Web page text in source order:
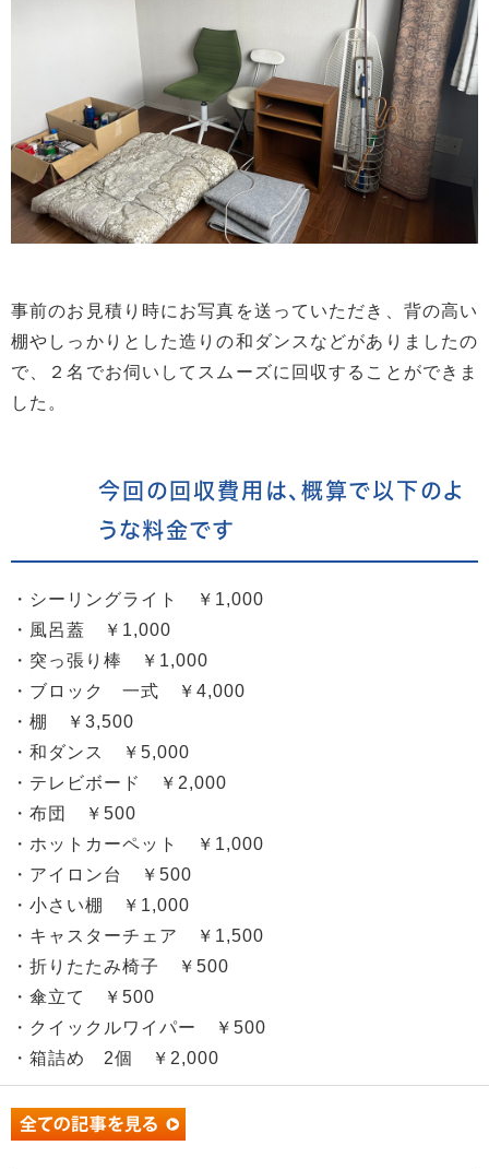
事前のお見積り時にお写真を送っていただき、背の高い
棚やしっかりとした造りの和ダンスなどがありましたの
で、２名でお伺いしてスムーズに回収することができま
した。
今回の回収費用は、概算で以下のよ
うな料金です
・シーリングライト ￥1,000
・風呂蓋 ￥1,000
・突っ張り棒 ￥1,000
・ブロック 一式 ￥4,000
・棚 ￥3,500
・和ダンス ￥5,000
・テレビボード ￥2,000
・布団 ￥500
・ホットカーペット ￥1,000
・アイロン台 ￥500
・小さい棚 ￥1,000
・キャスターチェア ￥1,500
・折りたたみ椅子 ￥500
・傘立て ￥500
・クイックルワイパー ￥500
・箱詰め 2個 ￥2,000